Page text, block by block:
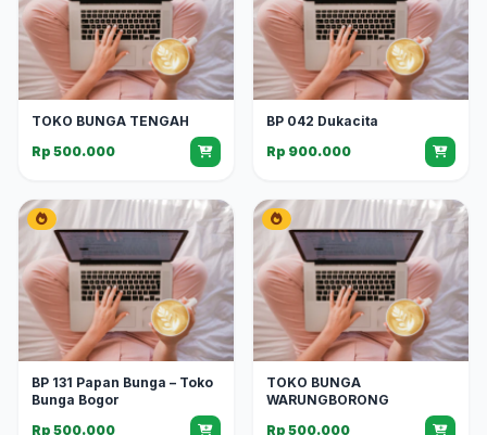
TOKO BUNGA TENGAH
Rp 500.000
BP 042 Dukacita
Rp 900.000
BP 131 Papan Bunga – Toko
Bunga Bogor
Rp 500.000
TOKO BUNGA
WARUNGBORONG
Rp 500.000